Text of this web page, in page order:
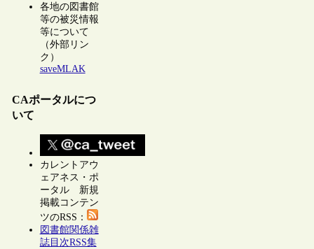
各地の図書館
等の被災情報
等について
（外部リン
ク）
saveMLAK
CAポータルにつ
いて
カレントアウ
ェアネス・ポ
ータル 新規
掲載コンテン
ツのRSS：
図書館関係雑
誌目次RSS集